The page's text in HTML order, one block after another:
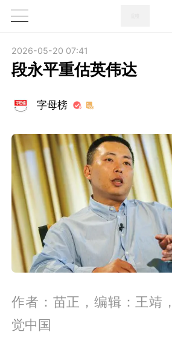
1X
2026-05-20 07:41
段永平重估英伟达
字母榜
作者：苗正，编辑：王靖
觉中国